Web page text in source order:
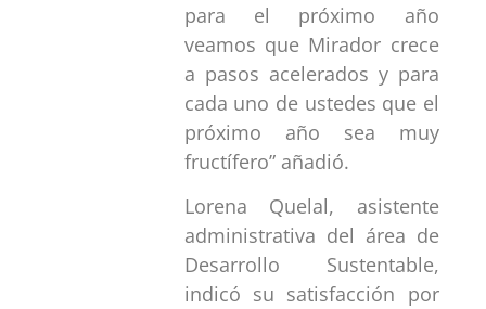
para el próximo año
veamos que Mirador crece
a pasos acelerados y para
cada uno de ustedes que el
próximo año sea muy
fructífero” añadió.
Lorena Quelal, asistente
administrativa del área de
Desarrollo Sustentable,
indicó su satisfacción por